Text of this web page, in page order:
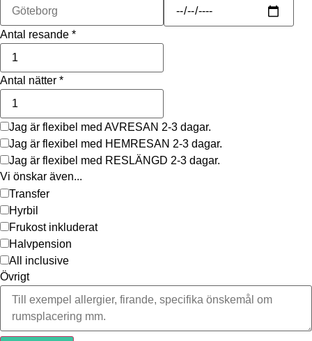
Antal resande *
Antal nätter *
Jag är flexibel med AVRESAN 2-3 dagar.
Jag är flexibel med HEMRESAN 2-3 dagar.
Jag är flexibel med RESLÄNGD 2-3 dagar.
Vi önskar även...
Transfer
Hyrbil
Frukost inkluderat
Halvpension
All inclusive
Övrigt